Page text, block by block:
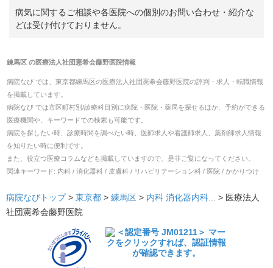
病気に関するご相談や各医院への個別のお問い合わせ・紹介な
どは受け付けておりません。
練馬区の医療法人社団憲希会藤野医院情報
病院なび では、 東京都練馬区の医療法人社団憲希会藤野医院の評判・求人・転職情報
を掲載しています。
病院なび では市区町村別/診療科目別に病院・医院・薬局を探せるほか、予約ができる
医療機関や、キーワードでの検索も可能です。
病院を探したい時、診療時間を調べたい時、医師求人や看護師求人、薬剤師求人情報
を知りたい時に便利です。
また、役立つ医療コラムなども掲載していますので、是非ご覧になってください。
関連キーワード: 内科 / 消化器科 / 皮膚科 / リハビリテーション科 / 医院 / かかりつけ
病院なびトップ> 東京都 > 練馬区 > 内科 消化器内科 ... > 医療法人
社団憲希会藤野医院